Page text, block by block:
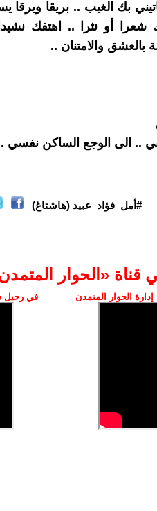
بك الغيب .. بريقا وبرقا
شعرا أو نثرا .. اهتفك
والامتنان ..
.. الى الوجع الساكن نفسي
#أمل_فؤاد_عبيد (هاشتاغ)
قناة ‫«الحوار
الحوار المتمدن في رحيل